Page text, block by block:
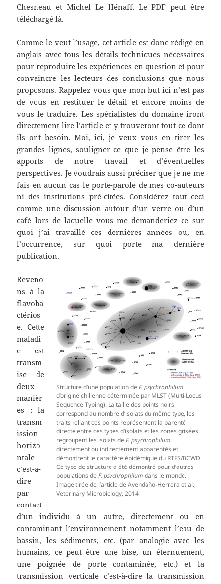
Chesneau et Michel Le Hénaff. Le PDF peut être
téléchargélà.
Comme le veut l’usage, cet article est donc rédigé en
anglais avec tous les détails techniques nécessaires
pour reproduire les expériences en question et pour
convaincre les lecteurs des conclusions que nous
proposons. Rappelez vous que mon but ici n’est pas
de vous en restituer le détail et encore moins de
vous le traduire. Les spécialistes du domaine iront
directement lire l’article et y trouveront tout ce dont
ils ont besoin. Moi, ici, je veux vous en tirer les
grandes lignes, souligner ce que je pense être les
apports de notre travail et d’éventuelles
perspectives. Je voudrais aussi préciser que je ne me
fais en aucun cas le porte-parole de mes co-auteurs
ni des institutions pré-citées. Considérez tout ceci
comme une discussion autour d’un verre ou d’un
café lors de laquelle vous me demanderiez ce sur
quoi j’ai travaillé ces dernières années ou, en
l’occurrence, sur quoi porte ma dernière
publication.
Structure d’une population de F. psychrophilum
d’origine chilienne déterminée par MLST (Multi-Locus
Sequence Typing). La taille des points noirs
correspond au nombre d’isolats du même type, les
traits reliant ces points représentent la parenté
directe entre ces types d’isolats et les zones grisées
regroupent les isolats de F. psychrophilum
directement ou indirectement apparentés et
démontrent le caractère épidémique du RTFS/BCWD.
Ce type de structure a été démontré pour d’autres
populations de F. psychrophilum dans le monde.
Image tirée de l’article de Avendaño-Herrera et al.,
Veterinary Microbiology, 2014
Reveno
ns à la
flavoba
ctérios
e. Cette
maladi
e est
transm
ise de
deux
manièr
es : la
transm
ission
horizo
ntale
c’est-à-
dire
par
contact
d’un individu à un autre, directement ou en
contaminant l’environnement notamment l’eau de
bassin, les sédiments, etc. (par analogie avec les
humains, ce peut être une bise, un éternuement,
une poignée de porte contaminée, etc.) et la
transmission verticale c’est-à-dire la transmission